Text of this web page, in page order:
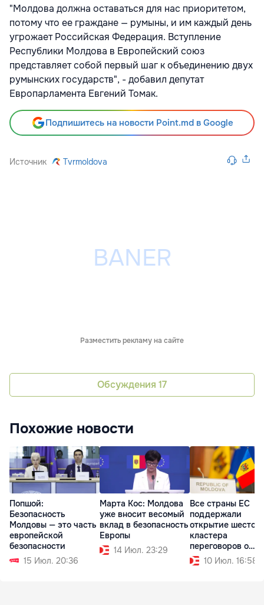
"Молдова должна оставаться для нас приоритетом,
потому что ее граждане — румыны, и им каждый день
угрожает Российская Федерация. Вступление
Республики Молдова в Европейский союз
представляет собой первый шаг к объединению двух
румынских государств", - добавил депутат
Европарламента Евгений Томак.
Подпишитесь на новости Point.md в Google
Источник Tvrmoldova
Разместить рекламу на сайте
Обсуждения 17
Похожие новости
Попшой:
Безопасность
Молдовы — это часть
европейской
безопасности
15 Июл. 20:36
Марта Кос: Молдова
уже вносит весомый
вклад в безопасность
Европы
14 Июл. 23:29
Все страны ЕС
поддержали
открытие шестого
кластера
переговоров о
вступлении
10 Июл. 16:58